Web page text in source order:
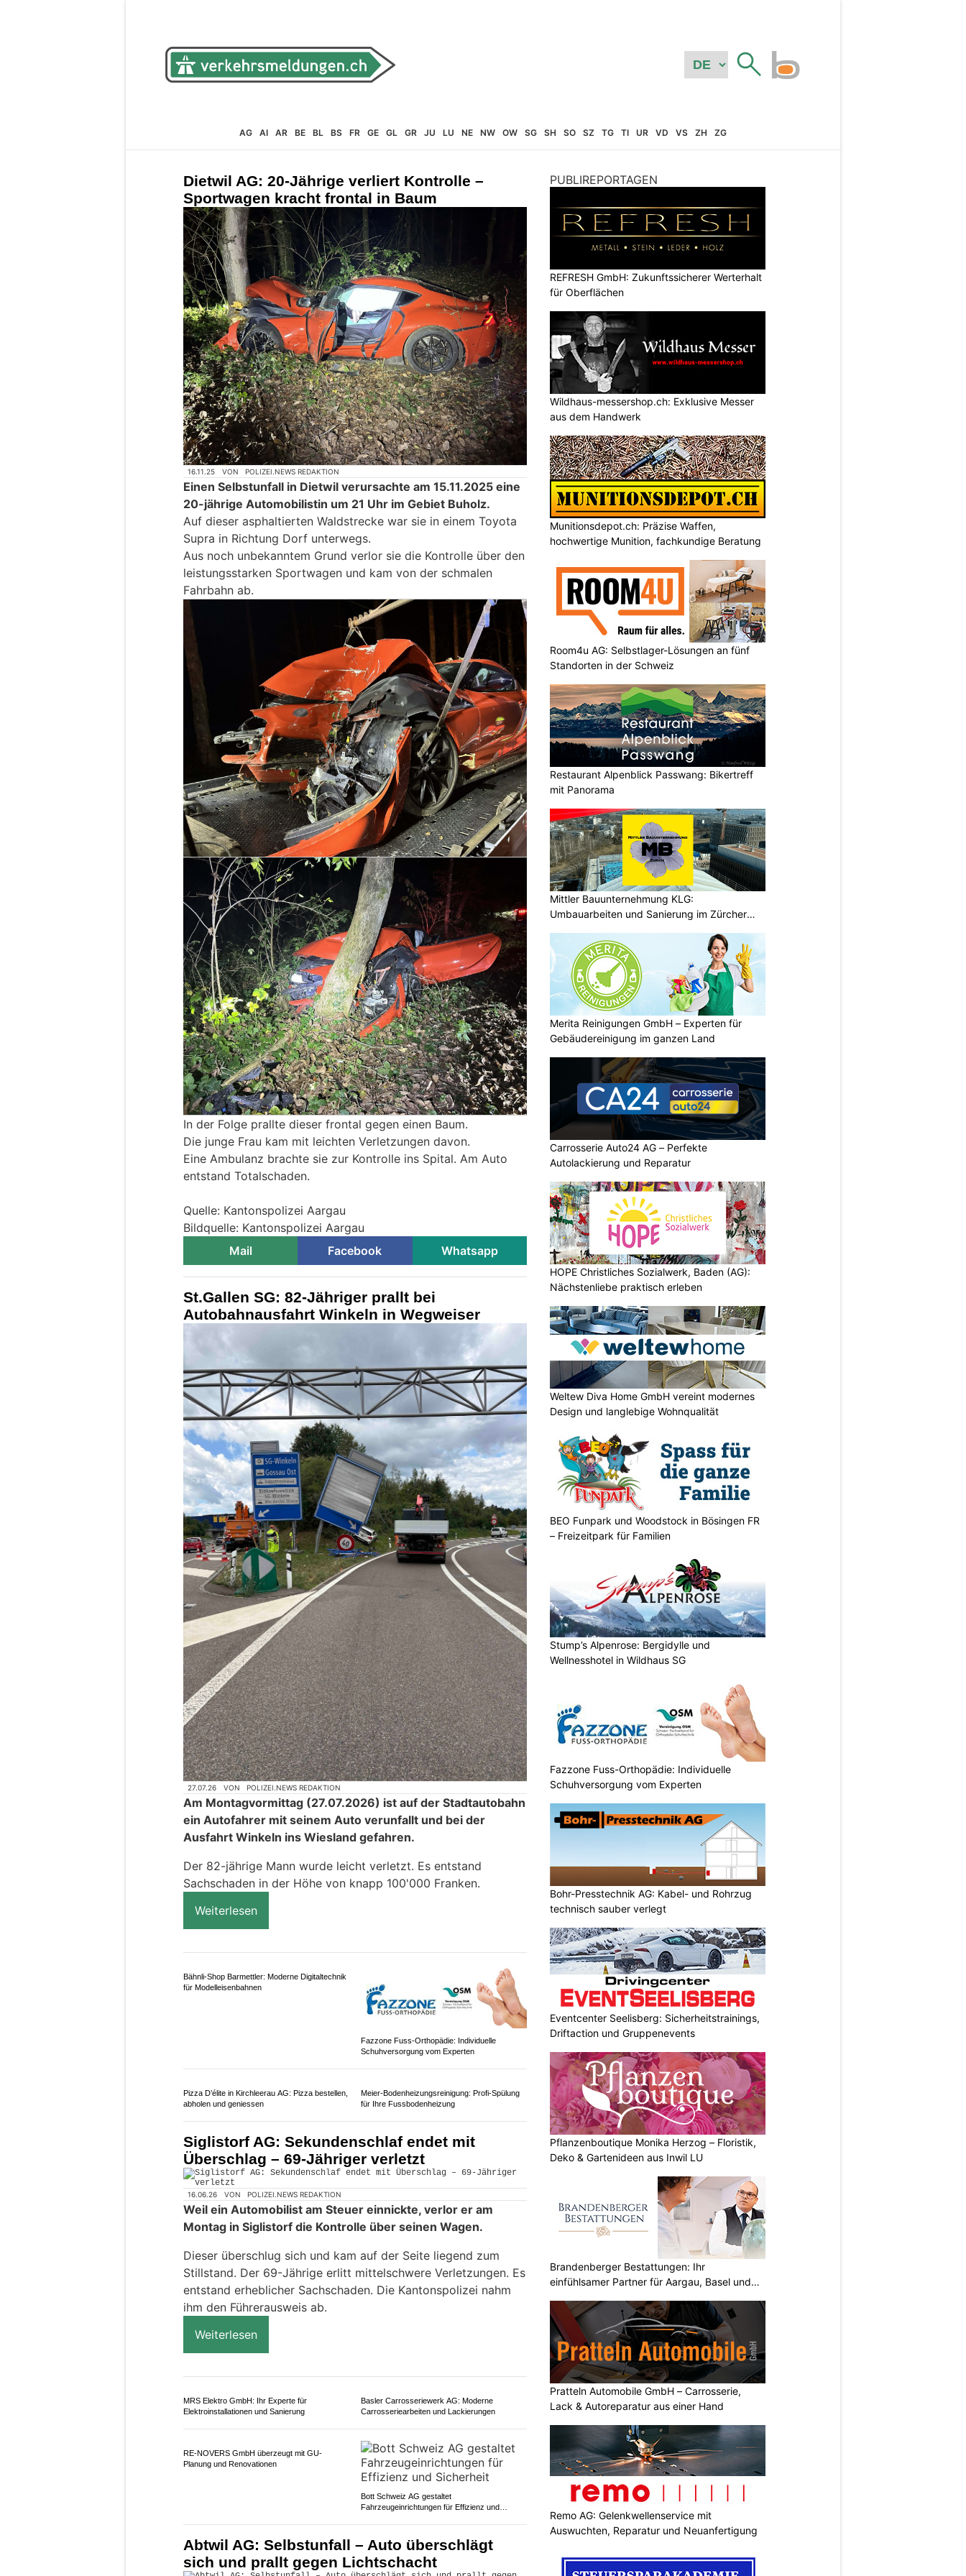
AG AI AR BE BL BS FR GE GL GR JU LU NE NW OW SG SH SO SZ TG TI UR VD VS ZH ZG
Dietwil AG: 20-Jährige verliert Kontrolle –
Sportwagen kracht frontal in Baum
16.11.25 VON POLIZEI.NEWS REDAKTION
Einen Selbstunfall in Dietwil verursachte am 15.11.2025 eine
20-jährige Automobilistin um 21 Uhr im Gebiet Buholz.
Auf dieser asphaltierten Waldstrecke war sie in einem Toyota
Supra in Richtung Dorf unterwegs.
Aus noch unbekanntem Grund verlor sie die Kontrolle über den
leistungsstarken Sportwagen und kam von der schmalen
Fahrbahn ab.
In der Folge prallte dieser frontal gegen einen Baum.
Die junge Frau kam mit leichten Verletzungen davon.
Eine Ambulanz brachte sie zur Kontrolle ins Spital. Am Auto
entstand Totalschaden.
Quelle: Kantonspolizei Aargau
Bildquelle: Kantonspolizei Aargau
Mail
Facebook Whatsapp
St.Gallen SG: 82-Jähriger prallt bei
Autobahnausfahrt Winkeln in Wegweiser
27.07.26 VON POLIZEI.NEWS REDAKTION
Am Montagvormittag (27.07.2026) ist auf der Stadtautobahn
ein Autofahrer mit seinem Auto verunfallt und bei der
Ausfahrt Winkeln ins Wiesland gefahren.
Der 82-jährige Mann wurde leicht verletzt. Es entstand
Sachschaden in der Höhe von knapp 100'000 Franken.
Weiterlesen
Fazzone Fuss-Orthopädie: Individuelle
Schuhversorgung vom Experten
Pizza D’élite in Kirchleerau AG: Pizza bestellen,
abholen und geniessen
für Ihre Fussbodenheizung
Siglistorf AG: Sekundenschlaf endet mit
Überschlag – 69-Jähriger verletzt
16.06.26 VON POLIZEI.NEWS REDAKTION
Weil ein Automobilist am Steuer einnickte, verlor er am
Montag in Siglistorf die Kontrolle über seinen Wagen.
Dieser überschlug sich und kam auf der Seite liegend zum
Stillstand. Der 69-Jährige erlitt mittelschwere Verletzungen. Es
Elektroinstallationen und Sanierung
Basler Carrosseriewerk AG: Moderne
Carrosseriearbeiten und Lackierungen
PUBLIREPORTAGEN
REFRESH GmbH: Zukunftssicherer Werterhalt
für Oberflächen
Wildhaus-messershop.ch: Exklusive Messer
aus dem Handwerk
Munitionsdepot.ch: Präzise Waffen,
hochwertige Munition, fachkundige Beratung
Room4u AG: Selbstlager-Lösungen an fünf
Standorten in der Schweiz
Restaurant Alpenblick Passwang: Bikertreff
mit Panorama
Mittler Bauunternehmung KLG:
Umbauarbeiten und Sanierung im Zürcher
Merita Reinigungen GmbH – Experten für
Gebäudereinigung im ganzen Land
Carrosserie Auto24 AG – Perfekte
Autolackierung und Reparatur
HOPE Christliches Sozialwerk, Baden (AG):
Nächstenliebe praktisch erleben
Weltew Diva Home GmbH vereint modernes
Design und langlebige Wohnqualität
BEO Funpark und Woodstock in Bösingen FR
– Freizeitpark für Familien
Stump’s Alpenrose: Bergidylle und
Wellnesshotel in Wildhaus SG
Fazzone Fuss-Orthopädie: Individuelle
Schuhversorgung vom Experten
Bohr-Presstechnik AG: Kabel- und Rohrzug
technisch sauber verlegt
Eventcenter Seelisberg: Sicherheitstrainings,
Driftaction und Gruppenevents
Pflanzenboutique Monika Herzog – Floristik,
Deko & Gartenideen aus Inwil LU
Brandenberger Bestattungen: Ihr
einfühlsamer Partner für Aargau, Basel und
Pratteln Automobile GmbH – Carrosserie,
Lack & Autoreparatur aus einer Hand
Remo AG: Gelenkwellenservice mit
Auswuchten, Reparatur und Neuanfertigung